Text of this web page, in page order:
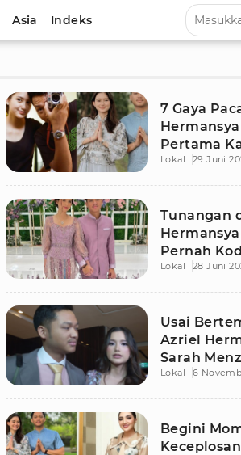
Asia Indeks
7 Gaya
Pertama
Lokal 29 Juni
Tunangan
Pernah
Agama
Lokal 28 Juni
Usai
Azriel
Sarah
Ashanty
Lokal 6
Begini